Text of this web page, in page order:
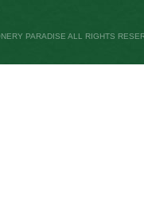
PARADISE ALL RIGHTS